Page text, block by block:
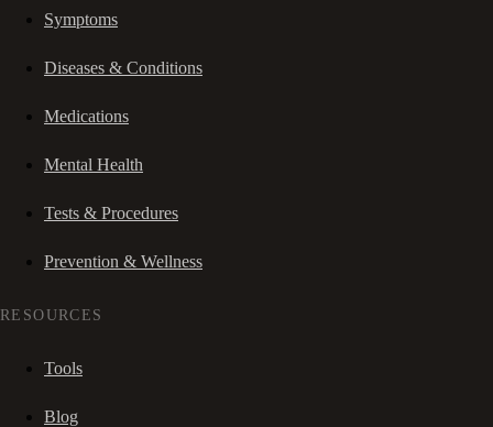
Symptoms
Diseases & Conditions
Medications
Mental Health
Tests & Procedures
Prevention & Wellness
RESOURCES
Tools
Blog